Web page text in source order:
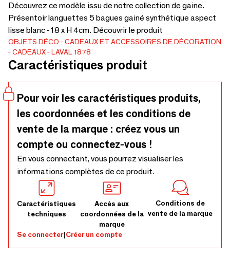
Découvrez ce modèle issu de notre collection de gaine.
Présentoir languettes 5 bagues gainé synthétique aspect
lisse blanc - 18 x H 4cm. Découvrir le produit
OBJETS DÉCO
CADEAUX ET ACCESSOIRES DE DÉCORATION
CADEAUX
LAVAL 1878
Caractéristiques produit
Pour voir les caractéristiques produits,
les coordonnées et les conditions de
vente de la marque : créez vous un
compte ou connectez-vous !
En vous connectant, vous pourrez visualiser les
informations complètes de ce produit.
Caractéristiques
techniques
Accès aux
coordonnées de la
marque
Conditions de
vente de la marque
Se connecter|Créer un compte